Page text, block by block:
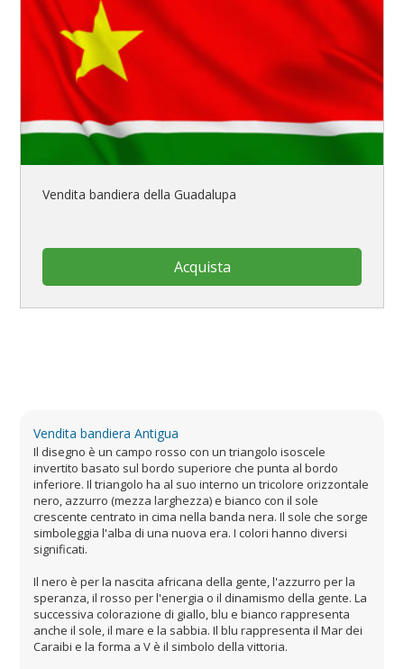
Vendita bandiera della Guadalupa
Acquista
Vendita bandiera Antigua
Il disegno è un campo rosso con un triangolo isoscele
invertito basato sul bordo superiore che punta al bordo
inferiore. Il triangolo ha al suo interno un tricolore orizzontale
nero, azzurro (mezza larghezza) e bianco con il sole
crescente centrato in cima nella banda nera. Il sole che sorge
simboleggia l'alba di una nuova era. I colori hanno diversi
significati.
Il nero è per la nascita africana della gente, l'azzurro per la
speranza, il rosso per l'energia o il dinamismo della gente. La
successiva colorazione di giallo, blu e bianco rappresenta
anche il sole, il mare e la sabbia. Il blu rappresenta il Mar dei
Caraibi e la forma a V è il simbolo della vittoria.